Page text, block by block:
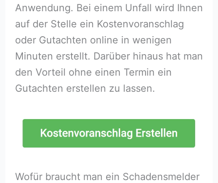
Anwendung. Bei einem Unfall wird Ihnen
auf der Stelle ein Kostenvoranschlag
oder Gutachten online in wenigen
Minuten erstellt. Darüber hinaus hat man
den Vorteil ohne einen Termin ein
Gutachten erstellen zu lassen.
Wofür braucht man ein Schadensmelder